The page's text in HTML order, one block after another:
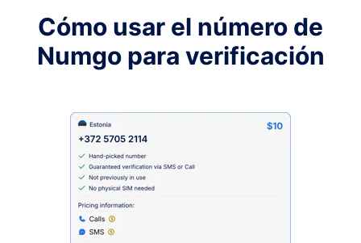
Cómo usar el número de
Numgo para verificación